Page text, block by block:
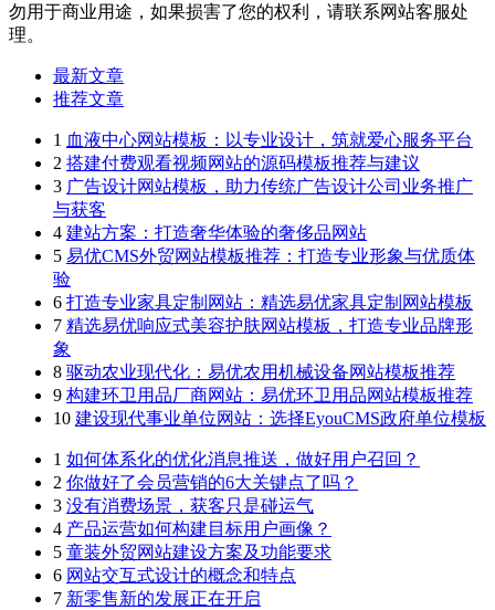
勿用于商业用途，如果损害了您的权利，请联系网站客服处
理。
最新文章
推荐文章
1 血液中心网站模板：以专业设计，筑就爱心服务平台
2 搭建付费观看视频网站的源码模板推荐与建议
3 广告设计网站模板，助力传统广告设计公司业务推广
与获客
4 建站方案：打造奢华体验的奢侈品网站
5 易优CMS外贸网站模板推荐：打造专业形象与优质体
验
6 打造专业家具定制网站：精选易优家具定制网站模板
7 精选易优响应式美容护肤网站模板，打造专业品牌形
象
8 驱动农业现代化：易优农用机械设备网站模板推荐
9 构建环卫用品厂商网站：易优环卫用品网站模板推荐
10 建设现代事业单位网站：选择EyouCMS政府单位模板
1 如何体系化的优化消息推送，做好用户召回？
2 你做好了会员营销的6大关键点了吗？
3 没有消费场景，获客只是碰运气
4 产品运营如何构建目标用户画像？
5 童装外贸网站建设方案及功能要求
6 网站交互式设计的概念和特点
7 新零售新的发展正在开启